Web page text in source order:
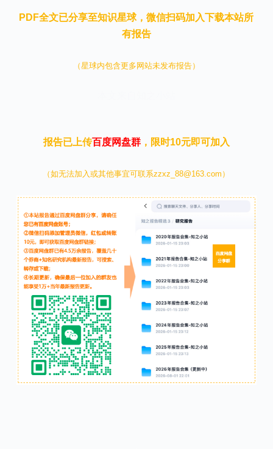
PDF全文已分享至知识星球，微信扫码加入下载本站所
有报告
（星球内包含更多网站未发布报告）
报告已上传百度网盘群，限时10元即可加入
（如无法加入或其他事宜可联系zzxz_88@163.com）